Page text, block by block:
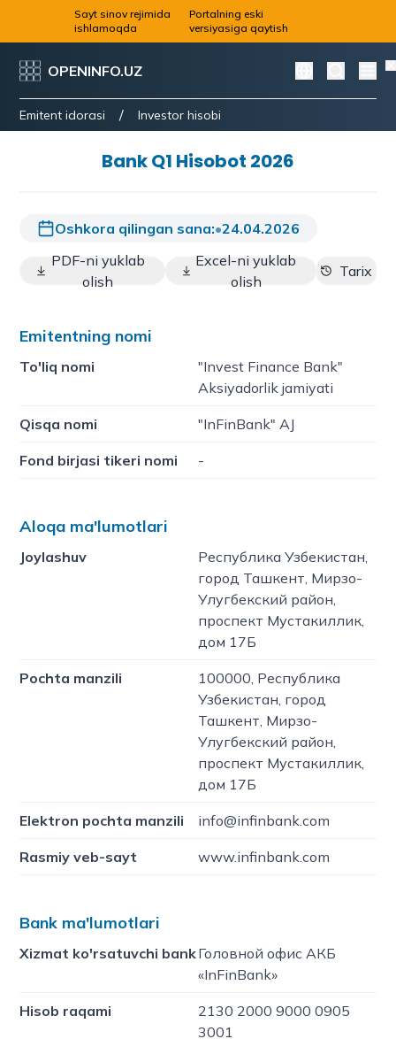
Sayt sinov rejimida
ishlamoqda
Portalning eski
versiyasiga qaytish
OPENINFO.UZ
Emitent idorasi / Investor hisobi
Bank Q1 Hisobot 2026
Oshkora qilingan sana:•24.04.2026
PDF-ni yuklab
olish
Excel-ni yuklab
olish
Tarix
Emitentning nomi
To'liq nomi
"Invest Finance Bank"
Aksiyadorlik jamiyati
Qisqa nomi "InFinBank" AJ
Fond birjasi tikeri nomi -
Aloqa ma'lumotlari
Joylashuv
Республика Узбекистан,
город Ташкент, Мирзо-
Улугбекский район,
проспект Мустакиллик,
дом 17Б
Pochta manzili
100000, Республика
Узбекистан, город
Ташкент, Мирзо-
Улугбекский район,
проспект Мустакиллик,
дом 17Б
Elektron pochta manzili info@infinbank.com
Rasmiy veb-sayt www.infinbank.com
Bank ma'lumotlari
Xizmat ko'rsatuvchi bankГоловной офис АКБ
«InFinBank»
Hisob raqami
2130 2000 9000 0905
3001